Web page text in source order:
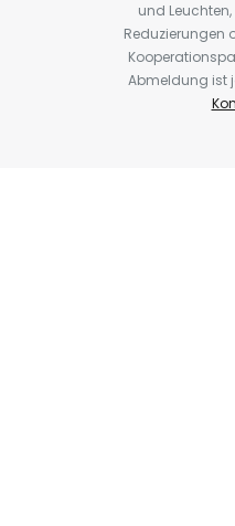
und
Reduzierungen
Abmeldung ist